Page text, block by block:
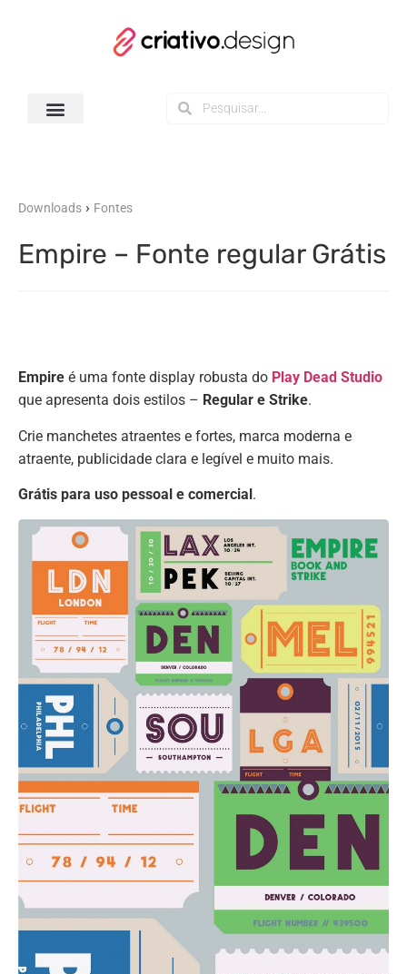
Downloads › Fontes
Empire – Fonte regular Grátis
Empire é uma fonte display robusta do Play Dead Studio
que apresenta dois estilos – Regular e Strike.
Crie manchetes atraentes e fortes, marca moderna e
atraente, publicidade clara e legível e muito mais.
Grátis para uso pessoal e comercial .